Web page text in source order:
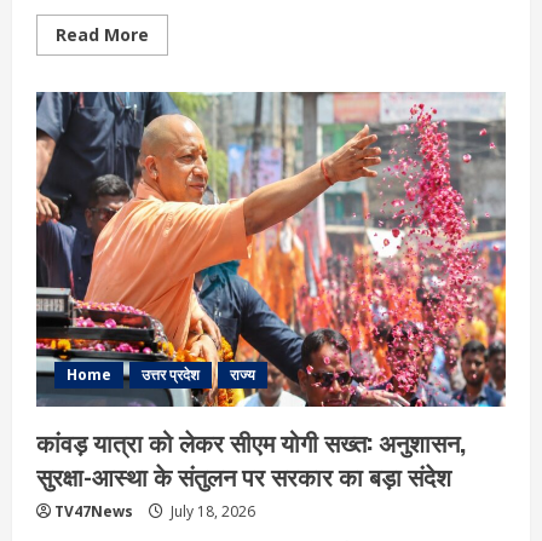
Read More
more
:
चर्चित
ललिता
गौतम
हत्याकांड
में
पीड़ित
परिवार
से
मिले
CM
योगी,
निष्पक्ष
जांच
और
कड़ी
कार्रवाई
का
भरोसा
Home उत्तर प्रदेश राज्य
कांवड़ यात्रा को लेकर सीएम योगी सख्त: अनुशासन,
सुरक्षा-आस्था के संतुलन पर सरकार का बड़ा संदेश
TV47News July 18, 2026